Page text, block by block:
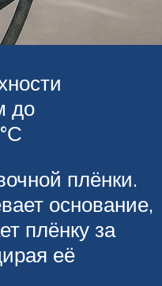
до
плёнки.
основание,
плёнку за
её